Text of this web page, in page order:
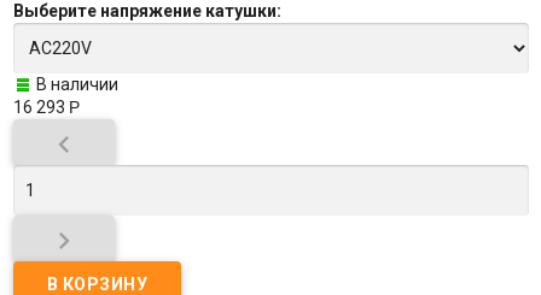
Выберите напряжение катушки:
В наличии
16 293 Р

